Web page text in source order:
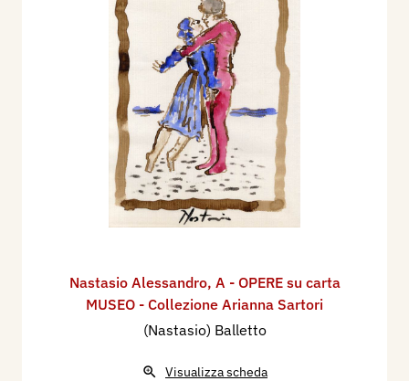
Nastasio Alessandro, A - OPERE su carta
MUSEO - Collezione Arianna Sartori
(Nastasio) Balletto
Visualizza scheda